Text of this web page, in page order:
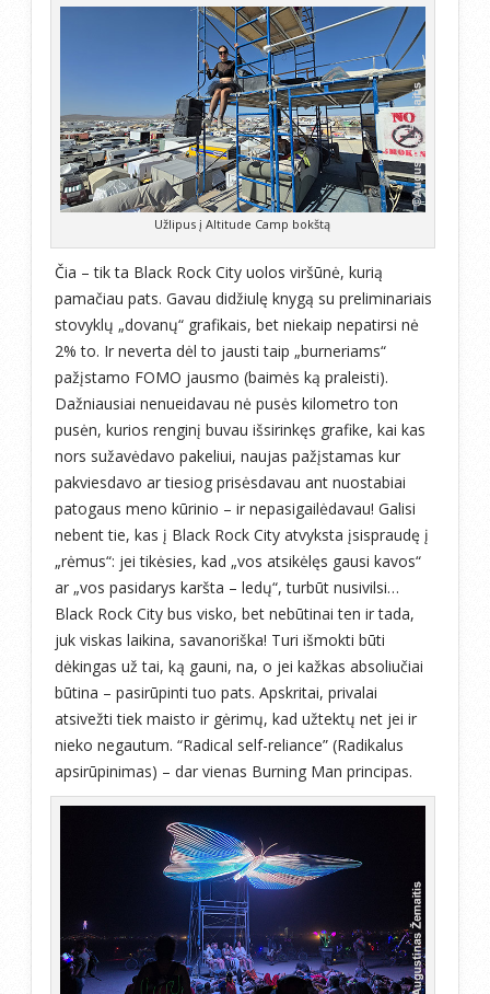
Užlipus į Altitude Camp bokštą
Čia – tik ta Black Rock City uolos viršūnė, kurią
pamačiau pats. Gavau didžiulę knygą su preliminariais
stovyklų „dovanų“ grafikais, bet niekaip nepatirsi nė
2% to. Ir neverta dėl to jausti taip „burneriams“
pažįstamo FOMO jausmo (baimės ką praleisti).
Dažniausiai nenueidavau nė pusės kilometro ton
pusėn, kurios renginį buvau išsirinkęs grafike, kai kas
nors sužavėdavo pakeliui, naujas pažįstamas kur
pakviesdavo ar tiesiog prisėsdavau ant nuostabiai
patogaus meno kūrinio – ir nepasigailėdavau! Galisi
nebent tie, kas į Black Rock City atvyksta įsispraudę į
„rėmus“: jei tikėsies, kad „vos atsikėlęs gausi kavos“
ar „vos pasidarys karšta – ledų“, turbūt nusivilsi…
Black Rock City bus visko, bet nebūtinai ten ir tada,
juk viskas laikina, savanoriška! Turi išmokti būti
dėkingas už tai, ką gauni, na, o jei kažkas absoliučiai
būtina – pasirūpinti tuo pats. Apskritai, privalai
atsivežti tiek maisto ir gėrimų, kad užtektų net jei ir
nieko negautum. “Radical self-reliance” (Radikalus
apsirūpinimas) – dar vienas Burning Man principas.